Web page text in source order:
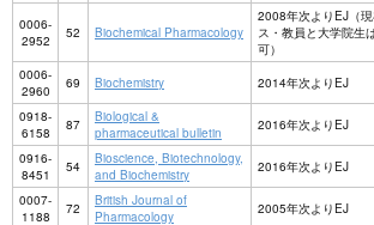
0006-
2952
52 Biochemical Pharmacology
2008年次よりEJ（
ス・教員と大学院生
可）
0006-
2960
69 Biochemistry
2014年次よりEJ
0918-
6158
87
Biological &
pharmaceutical bulletin
2016年次よりEJ
0916-
8451
54
Bioscience, Biotechnology,
and Biochemistry
2016年次よりEJ
0007-
1188
72
British Journal of
Pharmacology
2005年次よりEJ